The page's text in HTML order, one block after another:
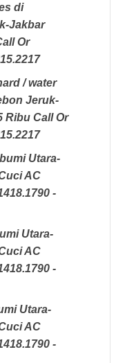
di
Jakbar
Or
/ water
Jeruk-
Ribu Call Or
Utara-
AC
-
Utara-
AC
-
Utara-
AC
-